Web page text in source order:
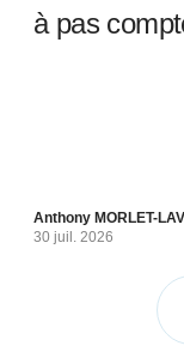
à pas
Anthony MORLET-
30 juil. 2026